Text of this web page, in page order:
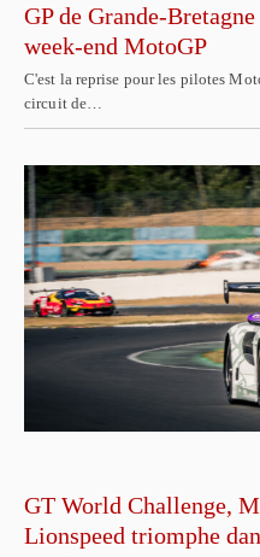
GP de Grande-
week-end MotoGP
C'est la reprise pour les pilotes
circuit de…
GT World Challenge,
Lionspeed triomphe